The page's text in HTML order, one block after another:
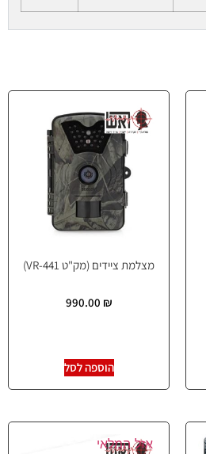
מצלמת ציידים (מק"ט VR-441)
990.00 ₪
הוספה לסל
אזל המלאי